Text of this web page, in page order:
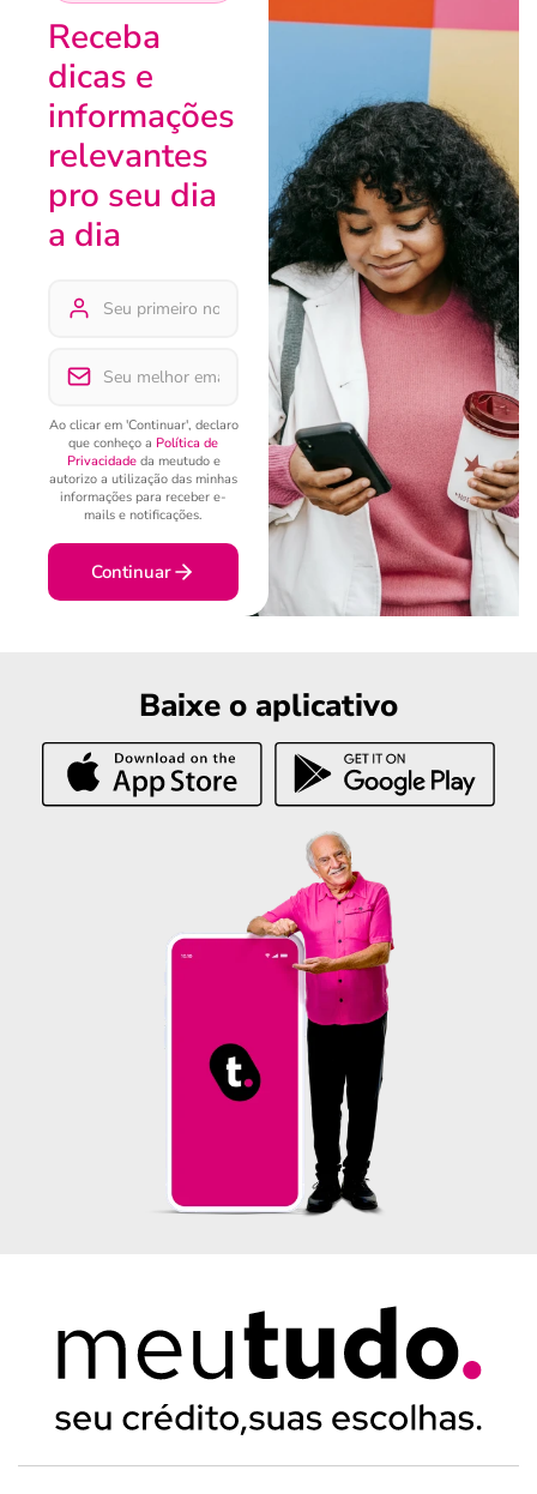
Receba
dicas e
informações
relevantes
pro seu dia
a dia
Ao clicar em 'Continuar', declaro
que conheço a Política de
Privacidadeda meutudo e
autorizo a utilização das minhas
informações para receber e-
mails e notificações.
Continuar
Baixe o aplicativo